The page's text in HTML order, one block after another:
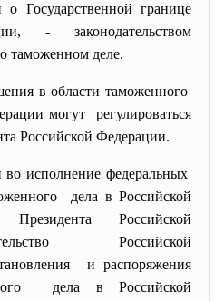
Государственной границе
- законодательством
таможенном деле.
в областитаможенного
могут регулироваться
Российской Федерации.
исполнение федеральных
дела в Российской
Российской
Российской
и распоряжения
дела в Российской